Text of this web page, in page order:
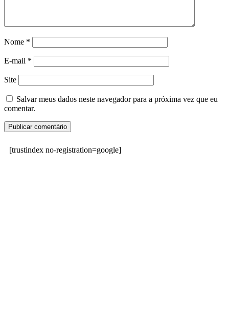
Nome *
E-mail *
Site
Salvar meus dados neste navegador para a próxima vez que eu
comentar.
[trustindex no-registration=google]